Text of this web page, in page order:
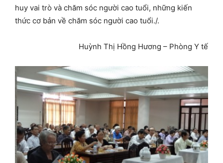
huy vai trò và chăm sóc người cao tuổi, những kiến
thức cơ bản về chăm sóc người cao tuổi./.
Huỳnh Thị Hồng Hương – Phòng Y tế